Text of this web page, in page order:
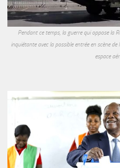
Pendant ce temps, la guerre qui oppose la
inquiétante avec la possible entrée en scène
espace